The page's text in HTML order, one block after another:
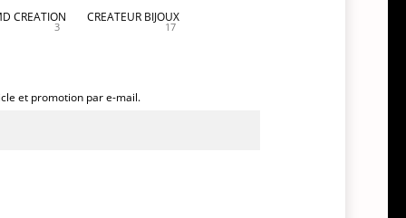
CREATION
3
CREATEUR BIJOUX
17
et promotion par e-mail.